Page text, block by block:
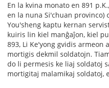
En la kvina monato en 891
en la nuna Si'chuan provinco)
You'sheng kaptu kernan
kuiris lin kiel manĝaĵon, kiel
893, Li Ke'yong gvidis armeon
mortigis dekmil soldatojn.
do li permesis ke liaj soldatoj
mortigitaj malamikaj soldatoj,